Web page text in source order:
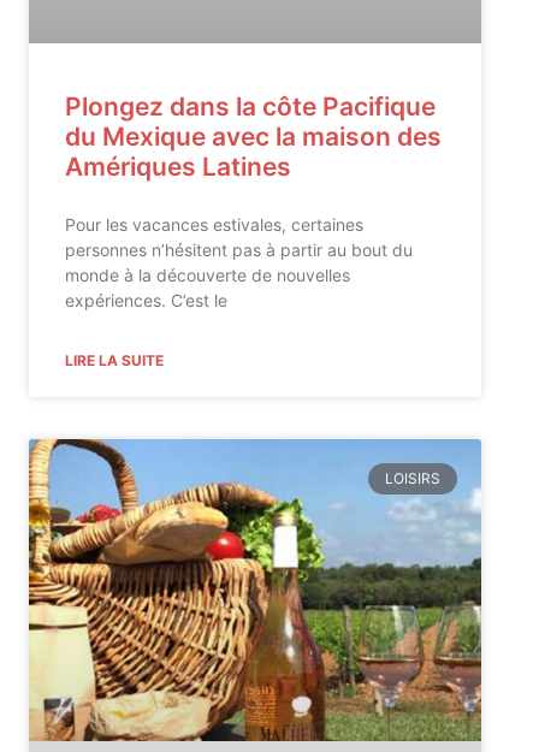
Plongez dans la côte Pacifique
du Mexique avec la maison des
Amériques Latines
Pour les vacances estivales, certaines
personnes n’hésitent pas à partir au bout du
monde à la découverte de nouvelles
expériences. C’est le
LIRE LA SUITE
LOISIRS